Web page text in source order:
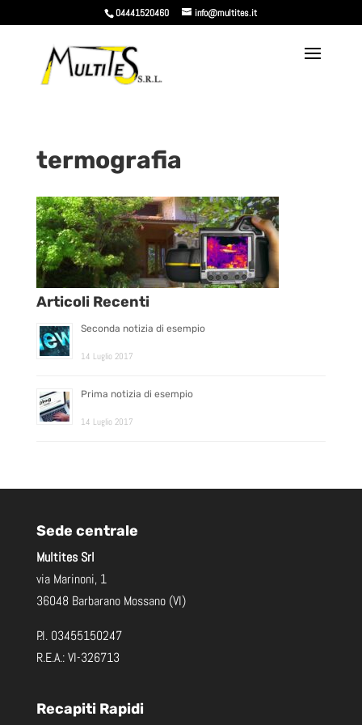
04441520460 info@multites.it
termografia
Articoli Recenti
Seconda notizia di esempio
14 Luglio 2017
Prima notizia di esempio
14 Luglio 2017
Sede centrale
Multites Srl
via Marinoni, 1
36048 Barbarano Mossano (VI)
P.I. 03455150247
R.E.A.: VI-326713
Recapiti Rapidi